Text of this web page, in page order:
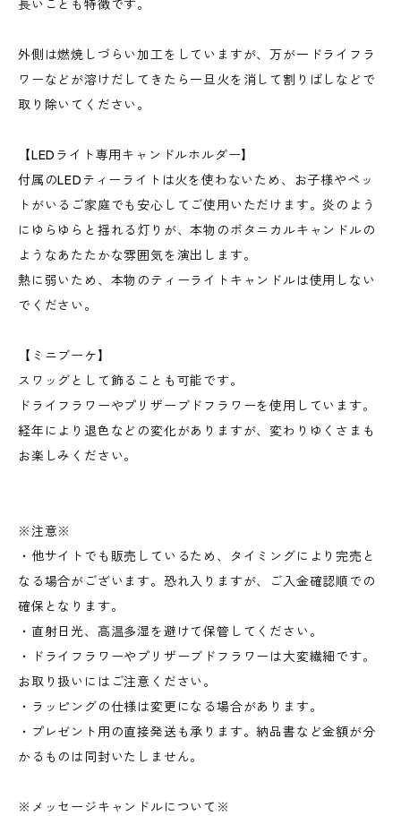
長いことも特徴です。
外側は燃焼しづらい加工をしていますが、万が一ドライフラ
ワーなどが溶けだしてきたら一旦火を消して割りばしなどで
取り除いてください。
【LEDライト専用キャンドルホルダー】
付属のLEDティーライトは火を使わないため、お子様やペッ
トがいるご家庭でも安心してご使用いただけます。炎のよう
にゆらゆらと揺れる灯りが、本物のボタニカルキャンドルの
ようなあたたかな雰囲気を演出します。
熱に弱いため、本物のティーライトキャンドルは使用しない
でください。
【ミニブーケ】
スワッグとして飾ることも可能です。
ドライフラワーやプリザーブドフラワーを使用しています。
経年により退色などの変化がありますが、変わりゆくさまも
お楽しみください。
※注意※
・他サイトでも販売しているため、タイミングにより完売と
なる場合がございます。恐れ入りますが、ご入金確認順での
確保となります。
・直射日光、高温多湿を避けて保管してください。
・ドライフラワーやプリザーブドフラワーは大変繊細です。
お取り扱いにはご注意ください。
・ラッピングの仕様は変更になる場合があります。
・プレゼント用の直接発送も承ります。納品書など金額が分
かるものは同封いたしません。
※メッセージキャンドルについて※